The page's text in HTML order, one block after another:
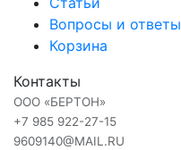
Вопросы и ответы
Корзина
Контакты
ООО «БЕРТОН»
+7 985 922-27-15
9609140@MAIL.RU